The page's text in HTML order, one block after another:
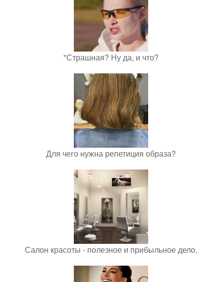
"Страшная? Ну да, и что?
Для чего нужна репетиция образа?
Салон красоты - полезное и прибыльное дело.